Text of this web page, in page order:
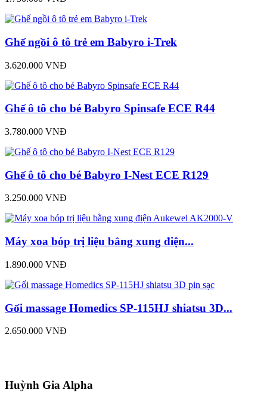
Ghế ngồi ô tô trẻ em Babyro i-Trek
3.620.000 VNĐ
Ghế ô tô cho bé Babyro Spinsafe ECE R44
3.780.000 VNĐ
Ghế ô tô cho bé Babyro I-Nest ECE R129
3.250.000 VNĐ
Máy xoa bóp trị liệu bằng xung điện...
1.890.000 VNĐ
Gối massage Homedics SP-115HJ shiatsu 3D...
2.650.000 VNĐ
Huỳnh Gia Alpha